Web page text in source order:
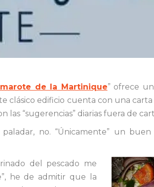
de la Martinique” ofrece
clásico edificio cuenta con una
“sugerencias” diarias fuera de
no. “Únicamente” un buen
del pescado me
he de admitir que la